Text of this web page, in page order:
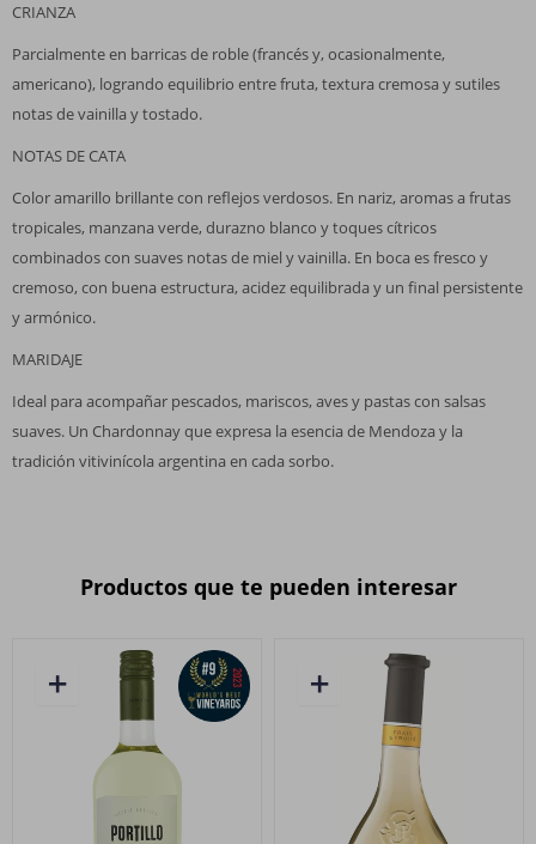
CRIANZA
Parcialmente en barricas de roble (francés y, ocasionalmente,
americano), logrando equilibrio entre fruta, textura cremosa y sutiles
notas de vainilla y tostado.
NOTAS DE CATA
Color amarillo brillante con reflejos verdosos. En nariz, aromas a frutas
tropicales, manzana verde, durazno blanco y toques cítricos
combinados con suaves notas de miel y vainilla. En boca es fresco y
cremoso, con buena estructura, acidez equilibrada y un final persistente
y armónico.
MARIDAJE
Ideal para acompañar pescados, mariscos, aves y pastas con salsas
suaves. Un Chardonnay que expresa la esencia de Mendoza y la
tradición vitivinícola argentina en cada sorbo.
Productos que te pueden interesar